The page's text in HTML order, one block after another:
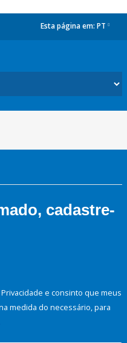
Esta página em: PT
cadastre-
e consinto que meus
medida do necessário, para